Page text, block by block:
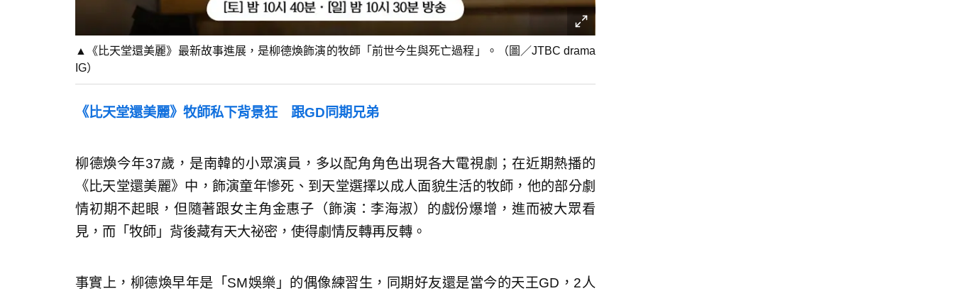
▲《比天堂還美麗》最新故事進展，是柳德煥飾演的牧師「前世今生與死亡過程」。（圖／JTBC drama
IG）
《比天堂還美麗》牧師私下背景狂 跟GD同期兄弟
柳德煥今年37歲，是南韓的小眾演員，多以配角角色出現各大電視劇；在近期熱播的
《比天堂還美麗》中，飾演童年慘死、到天堂選擇以成人面貌生活的牧師，他的部分劇
情初期不起眼，但隨著跟女主角金惠子（飾演：李海淑）的戲份爆增，進而被大眾看
見，而「牧師」背後藏有天大祕密，使得劇情反轉再反轉。
事實上，柳德煥早年是「SM娛樂」的偶像練習生，同期好友還是當今的天王GD，2人